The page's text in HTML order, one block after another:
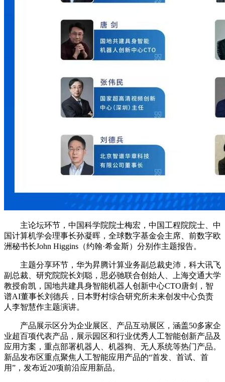
主论坛环节，中国科学院院士梅宏，中国工程院院士、中
国计算机学会理事长孙凝晖，全球数字基金会主席、前数字欧
洲秘书长John Higgins（约翰·希金斯）分别作主题报告。
主题分享环节，华为昇腾计算业务副总裁史沛，科大讯飞
副总裁、研究院院长刘聪，思必驰联合创始人、上海交通大学
教授俞凯，国地共建具身智能机器人创新中心CTO唐剑，智
谱AI董事长刘德兵，日本野村综合研究所未来创发中心负责
人李智慧作主题演讲。
产品展示区分为企业展区、产品互动展区，涵盖50多家企
业超百项代表产品，展示园区和行业优秀人工智能创新产品及
应用方案，重点部署机器人、机器狗、无人系统等热门产品。
新品发布区重点聚焦人工智能应用产品的“首发、首试、首
用”，发布近20项前沿应用新品。